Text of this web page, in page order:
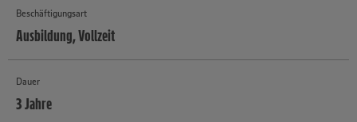
Beschäftigungsart
Ausbildung, Vollzeit
Dauer
3 Jahre